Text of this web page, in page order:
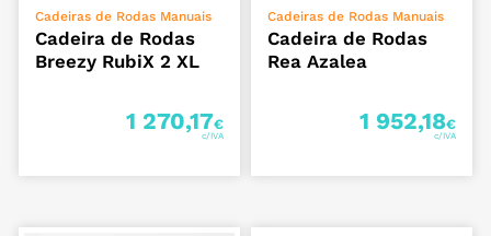
VER OPÇÕES
Cadeiras de Rodas Manuais
Cadeira de Rodas
Breezy RubiX 2 XL
1 270,17€
ADICIONAR
Cadeiras de Rodas Manuais
Cadeira de Rodas
Rea Azalea
1 952,18€